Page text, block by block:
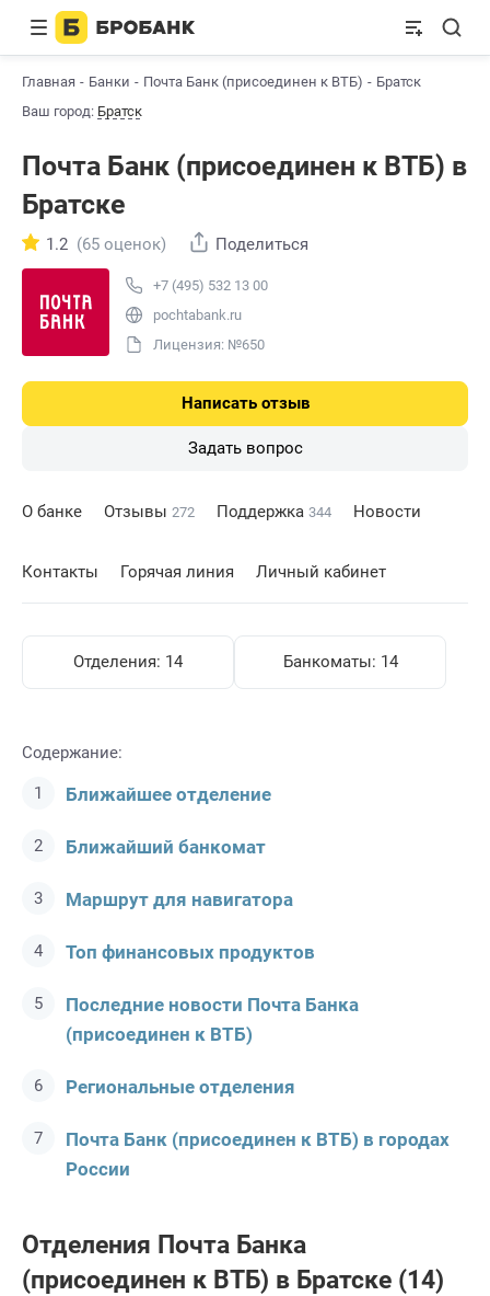
Главная Банки Почта Банк (присоединен к ВТБ)
Братск
Ваш город: Братск
Почта Банк (присоединен к ВТБ) в
Братске
+7 (495) 532 13 00
pochtabank.ru
Лицензия: №650
1.2 (65 оценок) Поделиться
Написать отзыв
Задать вопрос
О банке Отзывы 272 Поддержка 344 Новости
Контакты Горячая линия Личный кабинет
Отделения: 14 Банкоматы: 14
Содержание:
Ближайшее отделение
Ближайший банкомат
Маршрут для навигатора
Топ финансовых продуктов
Последние новости Почта Банкa
(присоединен к ВТБ)
Региональные отделения
Почта Банк (присоединен к ВТБ) в городах
России
Отделения Почта Банкa
(присоединен к ВТБ) в Братске (14)